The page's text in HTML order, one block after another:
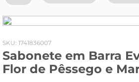
: 1741836007
Sabonete em Barra
Flor de Pêssego e
geladeira
fogao
café
cerveja